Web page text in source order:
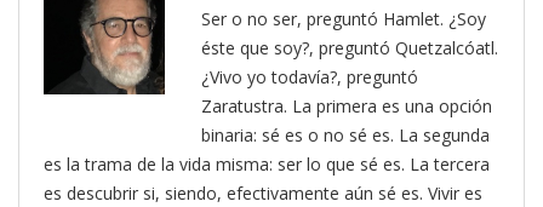
Ser o no ser, preguntó Hamlet. ¿Soy
éste que soy?, preguntó Quetzalcóatl.
¿Vivo yo todavía?, preguntó
Zaratustra. La primera es una opción
binaria: sé es o no sé es. La segunda
es la trama de la vida misma: ser lo que sé es. La tercera
es descubrir si, siendo, efectivamente aún sé es. Vivir es